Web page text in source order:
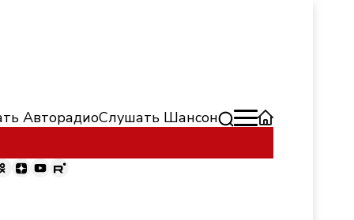
АвторадиоСлушать Шансон